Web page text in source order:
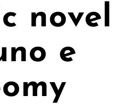
novel
e